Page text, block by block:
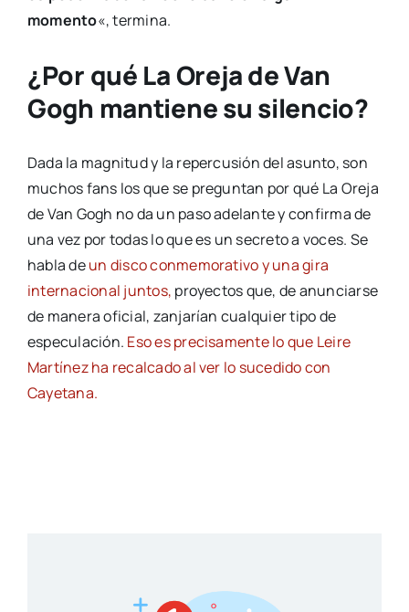
momento«, termina.
¿Por qué La Oreja de Van
Gogh mantiene su silencio?
Dada la magnitud y la repercusión del asunto, son
muchos fans los que se preguntan por qué La Oreja
de Van Gogh no da un paso adelante y confirma de
una vez por todas lo que es un secreto a voces. Se
habla deun disco conmemorativo y una gira
internacional juntos, proyectos que, de anunciarse
de manera oficial, zanjarían cualquier tipo de
especulación. Eso es precisamente lo que Leire
Martínez ha recalcado al ver lo sucedido con
Cayetana.